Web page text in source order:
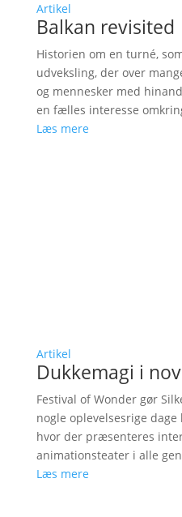
Artikel
Balkan revisited
Historien om en turné,
udveksling, der over
og mennesker med
en fælles interesse
Læs mere
Artikel
Dukkemagi i
Festival of Wonder gør
nogle oplevelsesrige
hvor der præsenteres
animationsteater i alle
Læs mere